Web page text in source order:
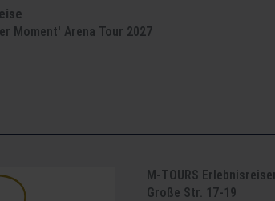
Moment' Arena Tour 2027
M-TOURS
Große Str. 17-19